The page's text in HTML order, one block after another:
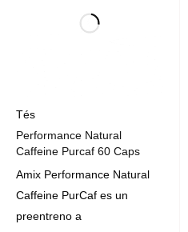
Tés
Performance Natural
Caffeine Purcaf 60 Caps
Amix Performance Natural
Caffeine PurCaf es un
preentreno a